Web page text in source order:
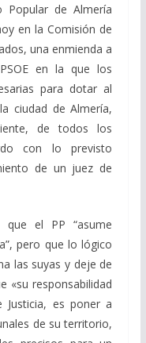
Popular de Almería
en la Comisión de
una enmienda a
en la que los
para dotar al
ciudad de Almería,
de todos los
con lo previsto
de un juez de
que el PP “asume
pero que lo lógico
las suyas y deje de
«su responsabilidad
Justicia, es poner a
de su territorio,